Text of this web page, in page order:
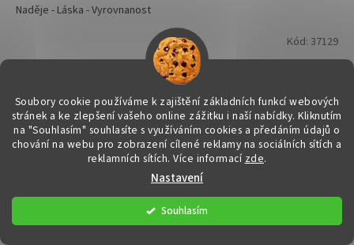
Soubory cookie používáme k zajištění základních funkcí webových
stránek a ke zlepšení vašeho online zážitku i naší nabídky. Kliknutím
na "Souhlasím" souhlasíte s využíváním cookies a předáním údajů o
chování na webu pro zobrazení cílené reklamy na sociálních sítích a
reklamních sítích. Více informací zde.
Nastavení
Souhlasím
Naděje - Láska - Vyrovnanost
Kód: 37129